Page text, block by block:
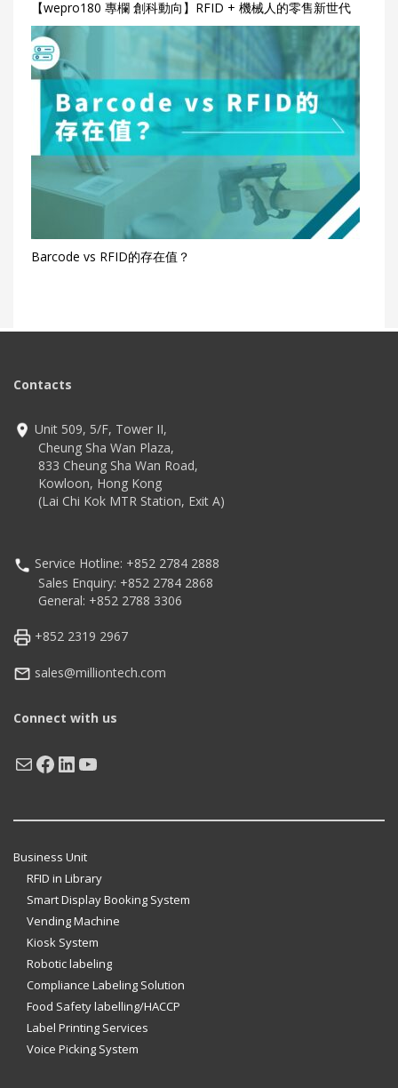
【wepro180 專欄 創科動向】RFID + 機械人的零售新世代
Barcode vs RFID的存在值？
Contacts
Unit 509, 5/F, Tower II,
Cheung Sha Wan Plaza,
833 Cheung Sha Wan Road,
Kowloon, Hong Kong
(Lai Chi Kok MTR Station, Exit A)
Service Hotline: +852 2784 2888
Sales Enquiry: +852 2784 2868
General: +852 2788 3306
+852 2319 2967
sales@milliontech.com
Connect with us
MailFacebook
LinkedIn
YouTube
Business Unit
RFID in Library
Smart Display Booking System
Vending Machine
Kiosk System
Robotic labeling
Compliance Labeling Solution
Food Safety labelling/HACCP
Label Printing Services
Voice Picking System